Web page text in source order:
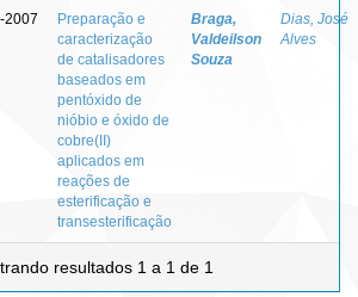
2007
Preparação e
caracterização
de catalisadores
baseados em
pentóxido de
nióbio e óxido de
cobre(II)
aplicados em
reações de
esterificação e
transesterificação
Braga,
Valdeilson
Souza
Dias, José
Alves
resultados 1 a 1 de 1